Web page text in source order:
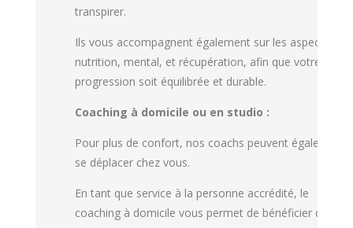
transpirer.
Ils vous accompagnent également sur les aspects de
nutrition, mental, et récupération, afin que votre
progression soit équilibrée et durable.
Coaching à domicile ou en studio :
Pour plus de confort, nos coachs peuvent également
se déplacer chez vous.
En tant que service à la personne accrédité, le
coaching à domicile vous permet de bénéficier d’une